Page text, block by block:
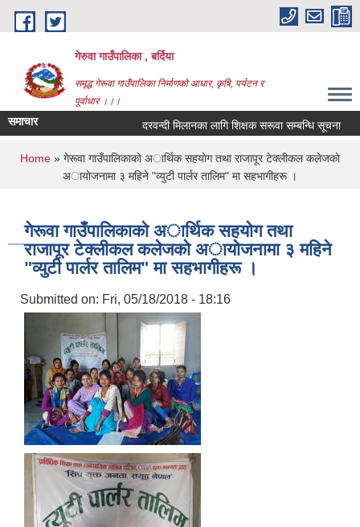
Skip to main content
गेरुवा गाउँपालिका , बर्दिया
समृद्ध गेरूवा गाउँपालिका निर्माणको आधार, कृषि, पर्यटन र
पूर्वाधार ।।।
समाचार दरवन्दी मिलानका लागि शिक्षक सरूवा सम्बन्धि सूचना
You are here
Home » गेरूवा गाउँपालिकाकाे अार्थिक सहयाेग तथा राजापूर टेक्लीकल कलेजकाे
अायाेजनामा ३ महिने "व्युटी पार्लर तालिम" मा सहभागीहरू ।
गेरूवा गाउँपालिकाकाे अार्थिक सहयाेग तथा
राजापूर टेक्लीकल कलेजकाे अायाेजनामा ३ महिने
"व्युटी पार्लर तालिम" मा सहभागीहरू ।
Submitted on: Fri, 05/18/2018 - 18:16